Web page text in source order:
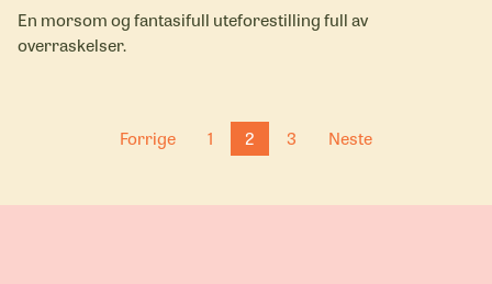
En morsom og fantasifull uteforestilling full av
overraskelser.
Forrige 1 2 3 Neste